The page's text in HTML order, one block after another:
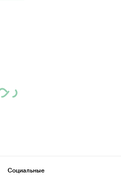
Социальные